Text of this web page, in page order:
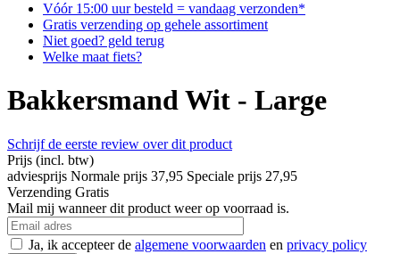
Vóór 15:00 uur besteld = vandaag verzonden*
Gratis verzending op gehele assortiment
Niet goed? geld terug
Welke maat fiets?
Bakkersmand Wit - Large
Schrijf de eerste review over dit product
Prijs (incl. btw)
adviesprijs Normale prijs 37,95 Speciale prijs 27,95
Verzending Gratis
Mail mij wanneer dit product weer op voorraad is.
Ja, ik accepteer de algemene voorwaarden en privacy policy